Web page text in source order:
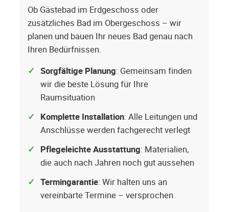
Ob Gästebad im Erdgeschoss oder
zusätzliches Bad im Obergeschoss – wir
planen und bauen Ihr neues Bad genau nach
Ihren Bedürfnissen.
Sorgfältige Planung: Gemeinsam finden
wir die beste Lösung für Ihre
Raumsituation
Komplette Installation: Alle Leitungen und
Anschlüsse werden fachgerecht verlegt
Pflegeleichte Ausstattung: Materialien,
die auch nach Jahren noch gut aussehen
Termingarantie: Wir halten uns an
vereinbarte Termine – versprochen